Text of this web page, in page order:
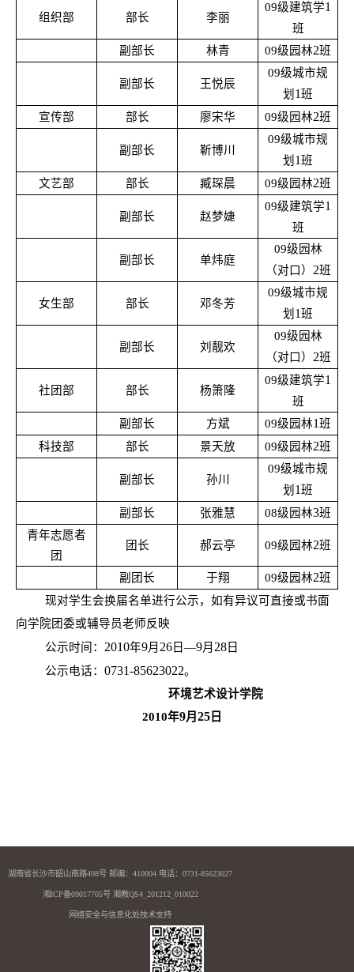
组织部 部长 李丽
09级建筑学1
班
副部长
林青 09级园林2班
副部长 王悦辰
09级城市规
划 1班
宣传部
部长 廖宋华 09级园林2班
副部长 靳博川
09级城市规
划 1班
文艺部
部长 臧琛晨 09级园林2班
副部长 赵梦婕
09级建筑学1
班
副部长 单炜庭
09级园林
（对口） 2班
女生部 部长 邓冬芳
09级城市规
划 1班
副部长 刘靓欢
09级园林
（对口） 2班
社团部 部长 杨箫隆
09级建筑学1
班
副部长
方斌 09级园林1班
科技部
部长 景天放 09级园林2班
副部长 孙川
09级城市规
划 1班
副部长
张雅慧 08级园林3班
青年志愿者
团
团长 郝云亭 09级园林2班
副团长 于翔 09级园林2班
现对学生会换届名单进行公示，如有异议可直接或书面
向学院团委或辅导员老师反映
公示时间： 2010年9月 26日—9月 28日
公示电话：0731-85623022。
环境艺术设计学院
2010年9月 25 日
湖南省长沙市韶山南路498号 邮编：410004 电话：0731-85623027
湘ICP备09017705号 湘教QS4_201212_010022
网络安全与信息化处技术支持